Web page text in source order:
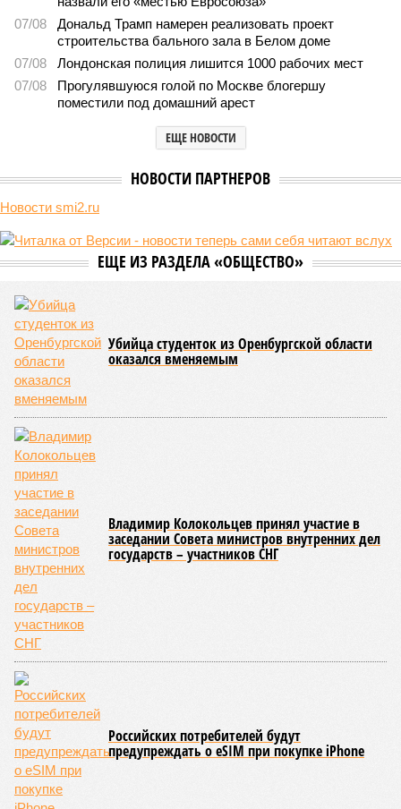
В нескольких станциях от уже сданного «Сказочного
леса» пайщики ЖК «Станция Л» продолжают ждать от
компании Capital Group начала реальной достройки
В нескольких станциях от уже сданного «Сказочного леса» пайщики ЖК
«Станция Л» продолжают ждать от компании Capital Group начала
реальной достройки (изображение сгенерировано ИИ)
Пока в Ярославском районе СВАО дольщики «Сказочного леса»
уже получают ключи – в мае 2026 года были получены
заключение о соответствии проектной документации и
разрешение на ввод жилищного комплекса в эксплуатацию –
совсем недалеко, в паре станций метро южнее, на Люблинской
улице, картина, можно сказать, прямо противоположная.
ЖК «Светлый мир «Станция Л»: та же группа компаний-
банкрот Seven Suns Development, та же
за прошедшие два года результатов, по словам дольщиков,
практически не видно. По
порталов, первую очередь ЖК строители обещают сдать к
декабрю 2026 г., вторую – к марту 2028-го. Но никто при
этом из кураторов стройки не задается вопросом: как эти
сроки должны материализоваться? На строительной
площадке, по свидетельствам дольщиков, регулярно
бывающих у забора, какая-либо техника отсутствует. Ни